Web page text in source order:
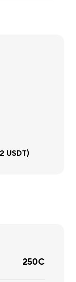
USDT)
250€